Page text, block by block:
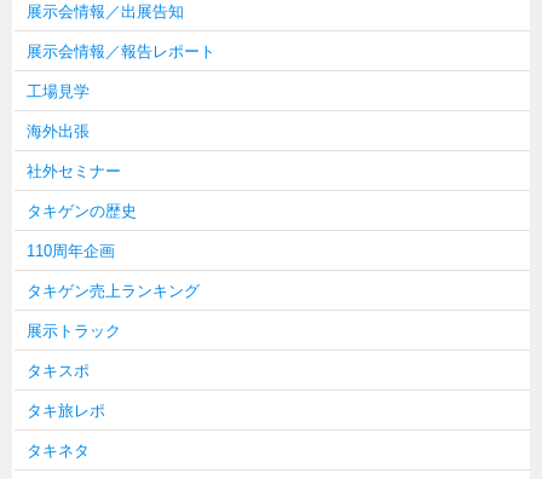
展示会情報／出展告知
展示会情報／報告レポート
工場見学
海外出張
社外セミナー
タキゲンの歴史
110周年企画
タキゲン売上ランキング
展示トラック
タキスポ
タキ旅レポ
タキネタ